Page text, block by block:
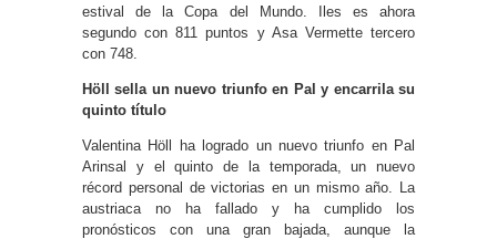
estival de la Copa del Mundo. Iles es ahora
segundo con 811 puntos y Asa Vermette tercero
con 748.
Höll sella un nuevo triunfo en Pal y encarrila su
quinto título
Valentina Höll ha logrado un nuevo triunfo en Pal
Arinsal y el quinto de la temporada, un nuevo
récord personal de victorias en un mismo año. La
austriaca no ha fallado y ha cumplido los
pronósticos con una gran bajada, aunque la